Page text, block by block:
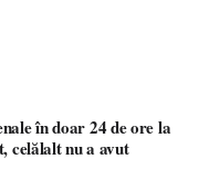
în doar 24 de ore la
celălalt nu a avut